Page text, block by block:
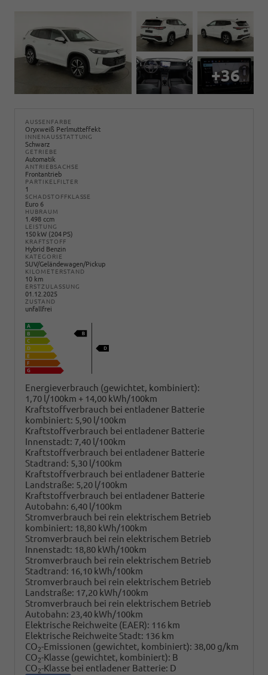
+36
AUSSENFARBE
Oryxweiß Perlmutteffekt
INNENAUSSTATTUNG
Schwarz
GETRIEBE
Automatik
ANTRIEBSACHSE
Frontantrieb
PARTIKELFILTER
1
SCHADSTOFFKLASSE
Euro 6
HUBRAUM
1.498 ccm
LEISTUNG
150 kW (204 PS)
KRAFTSTOFF
Hybrid Benzin
KATEGORIE
SUV/Geländewagen/Pickup
KILOMETERSTAND
10 km
ERSTZULASSUNG
01.12.2025
ZUSTAND
unfallfrei
Energieverbrauch (gewichtet, kombiniert):
1,70 l/100km + 14,00 kWh/100km
Kraftstoffverbrauch bei entladener Batterie
kombiniert: 5,90 l/100km
Kraftstoffverbrauch bei entladener Batterie
Innenstadt: 7,40 l/100km
Kraftstoffverbrauch bei entladener Batterie
Stadtrand: 5,30 l/100km
Kraftstoffverbrauch bei entladener Batterie
Landstraße: 5,20 l/100km
Kraftstoffverbrauch bei entladener Batterie
Autobahn: 6,40 l/100km
Stromverbrauch bei rein elektrischem Betrieb
kombiniert: 18,80 kWh/100km
Stromverbrauch bei rein elektrischem Betrieb
Innenstadt: 18,80 kWh/100km
Stromverbrauch bei rein elektrischem Betrieb
Stadtrand: 16,10 kWh/100km
Stromverbrauch bei rein elektrischem Betrieb
Landstraße: 17,20 kWh/100km
Stromverbrauch bei rein elektrischem Betrieb
Autobahn: 23,40 kWh/100km
Elektrische Reichweite (EAER): 116 km
Elektrische Reichweite Stadt: 136 km
CO2-Emissionen (gewichtet, kombiniert): 38,00 g/km
CO2-Klasse (gewichtet, kombiniert): B
CO2-Klasse bei entladener Batterie: D